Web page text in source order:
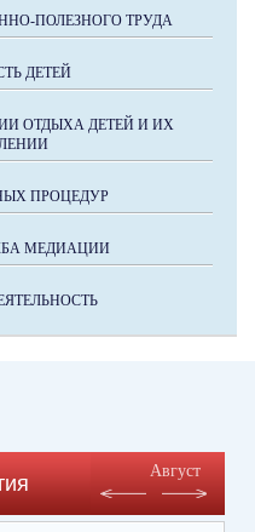
ПОЛЕЗНОГО ТРУДА
ДЕТЕЙ
ОТДЫХА ДЕТЕЙ И ИХ
ПРОЦЕДУР
МЕДИАЦИИ
Август